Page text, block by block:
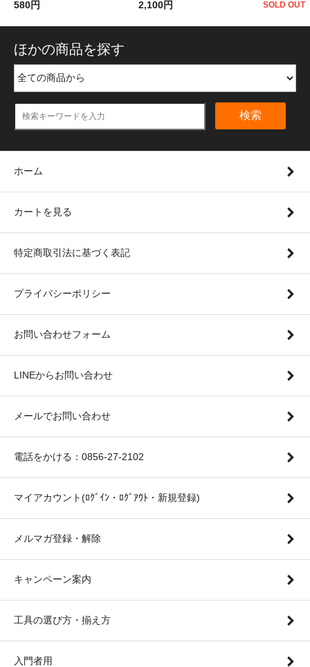
580円 2,100円
SOLD OUT
ほかの商品を探す
検索
ホーム
カートを見る
特定商取引法に基づく表記
プライバシーポリシー
お問い合わせフォーム
LINEからお問い合わせ
メールでお問い合わせ
電話をかける：0856-27-2102
マイアカウント(ﾛｸﾞｲﾝ・ﾛｸﾞｱｳﾄ・新規登録)
メルマガ登録・解除
キャンペーン案内
工具の選び方・揃え方
入門者用